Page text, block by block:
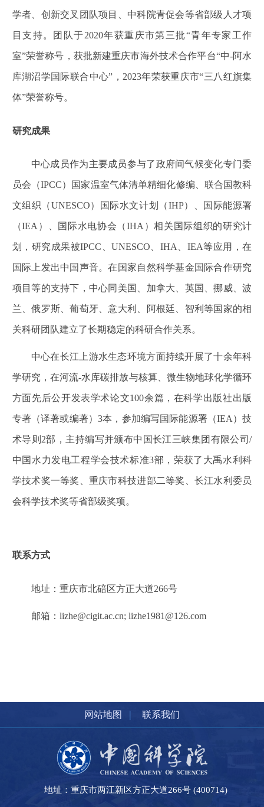
学者、创新交叉团队项目、中科院青促会等省部级人才项
目支持。团队于2020年获重庆市第三批“青年专家工作
室”荣誉称号，获批新建重庆市海外技术合作平台“中-阿水
库湖沼学国际联合中心”， 2023年荣获重庆市“三八红旗集
体”荣誉称号。
研究成果
中心成员作为主要成员参与了政府间气候变化专门委
员会（IPCC）国家温室气体清单精细化修编、联合国教科
文组织（UNESCO）国际水文计划（IHP）、国际能源署
（IEA ）、国际水电协会（IHA ）相关国际组织的研究计
划，研究成果被IPCC UNESCO IHA IEA等应用，在
国际上发出中国声音。在国家自然科学基金国际合作研究
项目等的支持下，中心同美国、加拿大、英国、挪威、波
兰、俄罗斯、葡萄牙、意大利、阿根廷、智利等国家的相
关科研团队建立了长期稳定的科研合作关系。
中心在长江上游水生态环境方面持续开展了十余年科
学研究，在河流-水库碳排放与核算、微生物地球化学循环
方面先后公开发表学术论文100余篇，在科学出版社出版
专著（译著或编著）3本，参加编写国际能源署（IEA ）技
术导则 2部，主持编写并颁布中国长江三峡集团有限公司/
中国水力发电工程学会技术标准3部，荣获了大禹水利科
学技术奖一等奖、重庆市科技进部二等奖、长江水利委员
会科学技术奖等省部级奖项。
联系方式
地址：重庆市北碚区方正大道266号
邮箱： lizhe@cigit.ac.cn; lizhe1981@126.com
网站地图 | 联系我们
地址：重庆市两江新区方正大道266号 (400714)